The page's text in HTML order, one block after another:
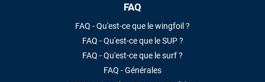
FAQ
FAQ - Qu'est-ce que le wingfoil ?
FAQ - Qu'est-ce que le SUP ?
FAQ - Qu'est-ce que le surf ?
FAQ - Générales